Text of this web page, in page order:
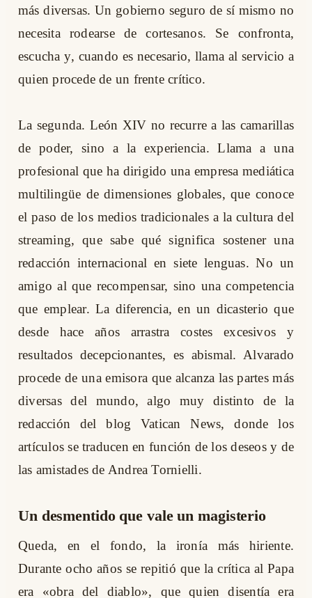
más diversas. Un gobierno seguro de sí mismo no
necesita rodearse de cortesanos. Se confronta,
escucha y, cuando es necesario, llama al servicio a
quien procede de un frente crítico.
La segunda. León XIV no recurre a las camarillas
de poder, sino a la experiencia. Llama a una
profesional que ha dirigido una empresa mediática
multilingüe de dimensiones globales, que conoce
el paso de los medios tradicionales a la cultura del
streaming, que sabe qué significa sostener una
redacción internacional en siete lenguas. No un
amigo al que recompensar, sino una competencia
que emplear. La diferencia, en un dicasterio que
desde hace años arrastra costes excesivos y
resultados decepcionantes, es abismal. Alvarado
procede de una emisora que alcanza las partes más
diversas del mundo, algo muy distinto de la
redacción del blog Vatican News, donde los
artículos se traducen en función de los deseos y de
las amistades de Andrea Tornielli.
Un desmentido que vale un magisterio
Queda, en el fondo, la ironía más hiriente.
Durante ocho años se repitió que la crítica al Papa
era «obra del diablo», que quien disentía era